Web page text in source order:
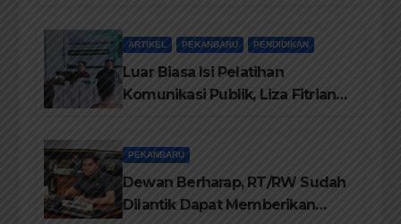
ARTIKEL PEKANBARU PENDIDIKAN
Luar Biasa Isi Pelatihan
Komunikasi Publik, Liza Fitriani
PEKANBARU
Dewan Berharap, RT/RW Sudah
Dilantik Dapat Memberikan